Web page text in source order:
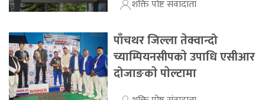
शक्ति पोष्ट संवादाता
पाँचथर जिल्ला तेक्वान्दो
च्याम्पियनसीपकाे उपाधि एसीआर
दोजाङकाे पाेल्टामा